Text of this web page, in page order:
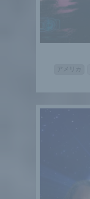
アメリカ